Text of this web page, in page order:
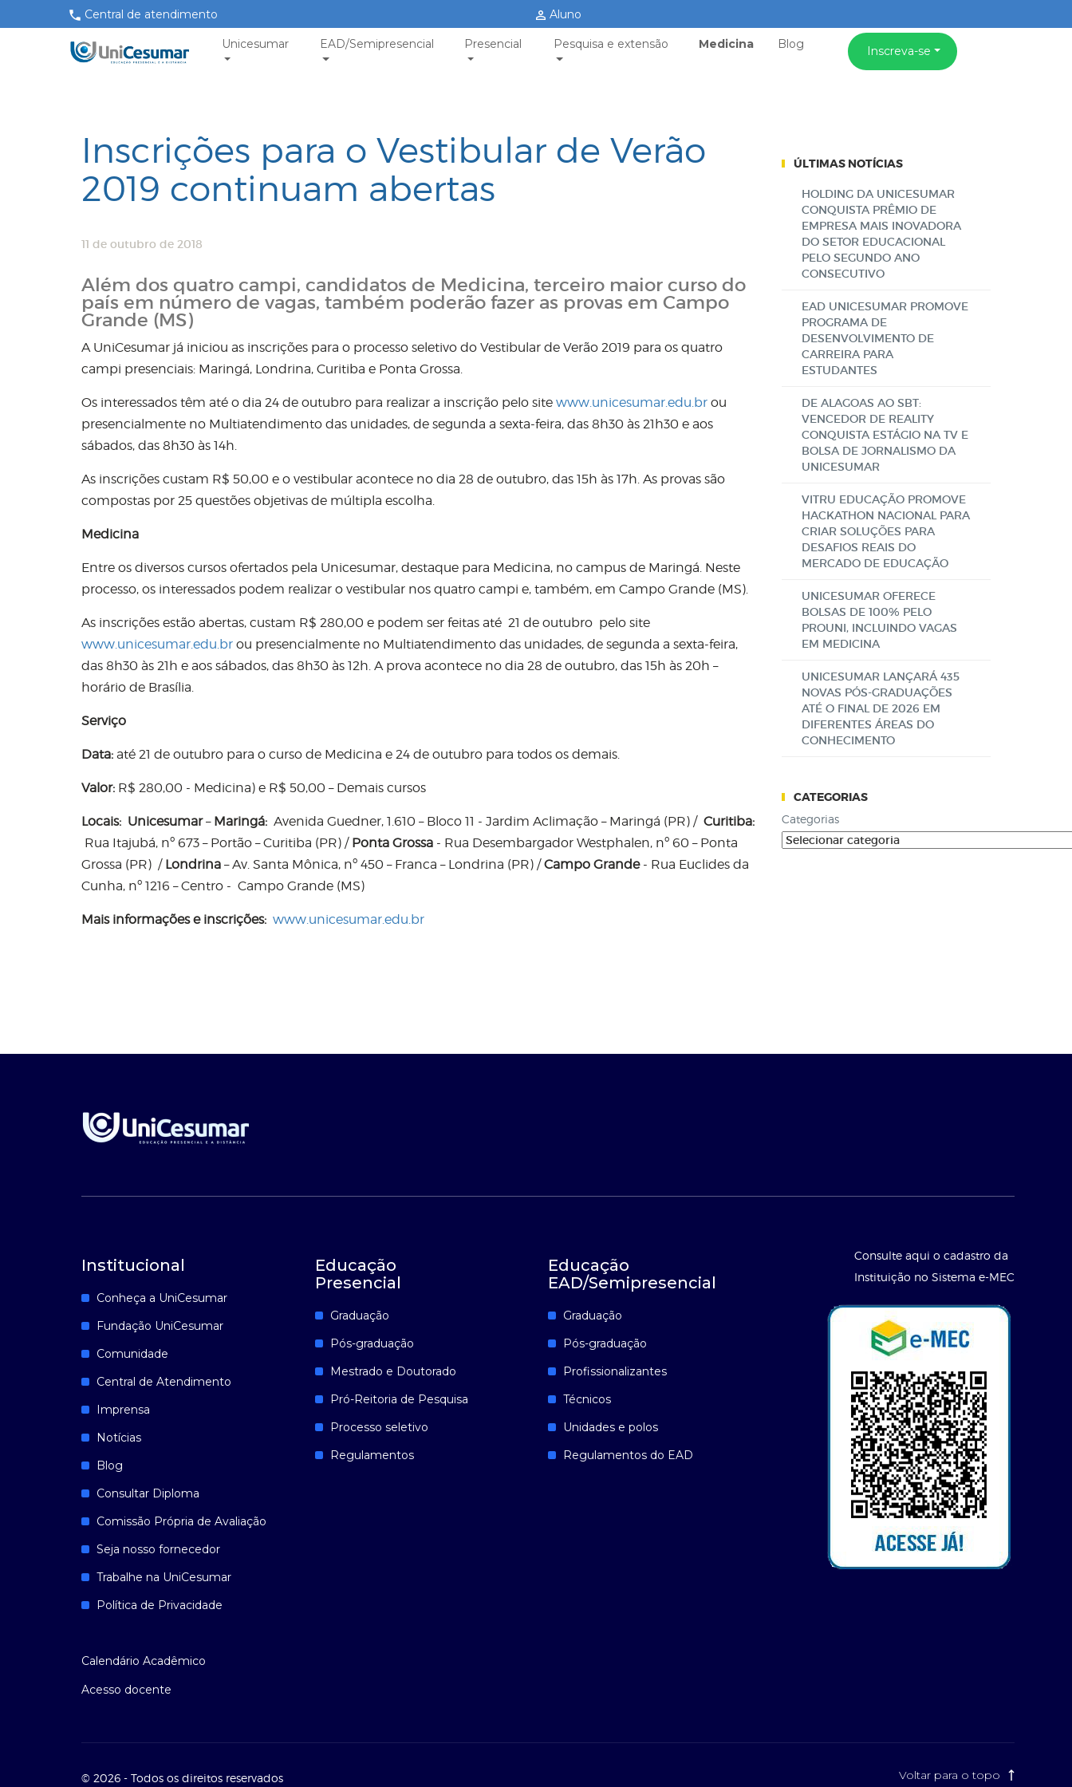
Central de atendimento Aluno
Unicesumar EAD/Semipresencial Presencial Pesquisa e extensão Medicina Blog Inscreva-se
Inscrições para o Vestibular de Verão
2019 continuam abertas
11 de outubro de 2018
Além dos quatro campi, candidatos de Medicina, terceiro maior curso do
país em número de vagas, também poderão fazer as provas em Campo
Grande (MS)
A UniCesumar já iniciou as inscrições para o processo seletivo do Vestibular de Verão 2019 para os quatro
campi presenciais: Maringá, Londrina, Curitiba e Ponta Grossa.
Os interessados têm até o dia 24 de outubro para realizar a inscrição pelo site www.unicesumar.edu.br ou
presencialmente no Multiatendimento das unidades, de segunda a sexta-feira, das 8h30 às 21h30 e aos
sábados, das 8h30 às 14h.
As inscrições custam R$ 50,00 e o vestibular acontece no dia 28 de outubro, das 15h às 17h. As provas são
compostas por 25 questões objetivas de múltipla escolha.
Medicina
Entre os diversos cursos ofertados pela Unicesumar, destaque para Medicina, no campus de Maringá. Neste
processo, os interessados podem realizar o vestibular nos quatro campi e, também, em Campo Grande (MS).
As inscrições estão abertas, custam R$ 280,00 e podem ser feitas até 21 de outubro pelo site
www.unicesumar.edu.br ou presencialmente no Multiatendimento das unidades, de segunda a sexta-feira,
das 8h30 às 21h e aos sábados, das 8h30 às 12h. A prova acontece no dia 28 de outubro, das 15h às 20h –
horário de Brasília.
Serviço
Data: até 21 de outubro para o curso de Medicina e 24 de outubro para todos os demais.
Valor: R$ 280,00 - Medicina) e R$ 50,00 – Demais cursos
Locais: Unicesumar– Maringá: Avenida Guedner, 1.610 – Bloco 11 - Jardim Aclimação – Maringá (PR) / Curitiba:
Rua Itajubá, nº 673 – Portão – Curitiba (PR) / Ponta Grossa - Rua Desembargador Westphalen, nº 60 – Ponta
Grossa (PR) / Londrina – Av. Santa Mônica, nº 450 – Franca – Londrina (PR) /Campo Grande- Rua Euclides da
Cunha, nº 1216 – Centro - Campo Grande (MS)
Mais informações e inscrições: www.unicesumar.edu.br
ÚLTIMAS NOTÍCIAS
HOLDING DA UNICESUMAR
CONQUISTA PRÊMIO DE
EMPRESA MAIS INOVADORA
DO SETOR EDUCACIONAL
PELO SEGUNDO ANO
CONSECUTIVO
EAD UNICESUMAR PROMOVE
PROGRAMA DE
DESENVOLVIMENTO DE
CARREIRA PARA
ESTUDANTES
DE ALAGOAS AO SBT:
VENCEDOR DE REALITY
CONQUISTA ESTÁGIO NA TV E
BOLSA DE JORNALISMO DA
UNICESUMAR
VITRU EDUCAÇÃO PROMOVE
HACKATHON NACIONAL PARA
CRIAR SOLUÇÕES PARA
DESAFIOS REAIS DO
MERCADO DE EDUCAÇÃO
UNICESUMAR OFERECE
BOLSAS DE 100% PELO
PROUNI, INCLUINDO VAGAS
EM MEDICINA
UNICESUMAR LANÇARÁ 435
NOVAS PÓS-GRADUAÇÕES
ATÉ O FINAL DE 2026 EM
DIFERENTES ÁREAS DO
CONHECIMENTO
CATEGORIAS
Categorias
Institucional
Conheça a UniCesumar
Fundação UniCesumar
Comunidade
Central de Atendimento
Imprensa
Notícias
Blog
Consultar Diploma
Comissão Própria de Avaliação
Seja nosso fornecedor
Trabalhe na UniCesumar
Política de Privacidade
Calendário Acadêmico
Acesso docente
Educação
Presencial
Graduação
Pós-graduação
Mestrado e Doutorado
Pró-Reitoria de Pesquisa
Processo seletivo
Regulamentos
Educação
EAD/Semipresencial
Graduação
Pós-graduação
Profissionalizantes
Técnicos
Unidades e polos
Regulamentos do EAD
Consulte aqui o cadastro da
Instituição no Sistema e-MEC
© 2026 - Todos os direitos reservados Voltar para o topo